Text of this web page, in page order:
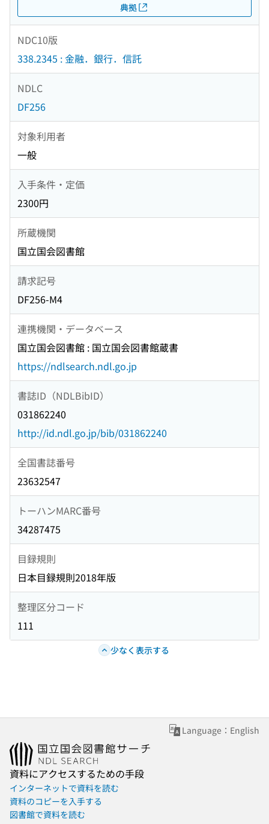
典拠
NDC10版
338.2345 : 金融．銀行．信託
NDLC
DF256
対象利用者
一般
入手条件・定価
2300円
所蔵機関
国立国会図書館
請求記号
DF256-M4
連携機関・データベース
国立国会図書館 : 国立国会図書館蔵書
https://ndlsearch.ndl.go.jp
書誌ID（NDLBibID）
031862240
http://id.ndl.go.jp/bib/031862240
全国書誌番号
23632547
トーハンMARC番号
34287475
目録規則
日本目録規則2018年版
整理区分コード
111
少なく表示する
Language：English
資料にアクセスするための手段
インターネットで資料を読む
資料のコピーを入手する
図書館で資料を読む